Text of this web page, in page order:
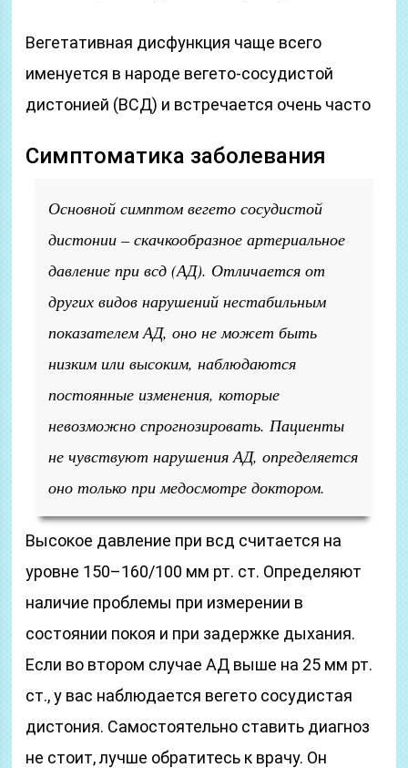
Вегетативная дисфункция чаще всего
именуется в народе вегето-сосудистой
дистонией (ВСД) и встречается очень часто
Симптоматика заболевания
Основной симптом вегето сосудистой
дистонии – скачкообразное артериальное
давление при всд (АД). Отличается от
других видов нарушений нестабильным
показателем АД, оно не может быть
низким или высоким, наблюдаются
постоянные изменения, которые
невозможно спрогнозировать. Пациенты
не чувствуют нарушения АД, определяется
оно только при медосмотре доктором.
Высокое давление при всд считается на
уровне 150–160/100 мм рт. ст. Определяют
наличие проблемы при измерении в
состоянии покоя и при задержке дыхания.
Если во втором случае АД выше на 25 мм рт.
ст., у вас наблюдается вегето сосудистая
дистония. Самостоятельно ставить диагноз
не стоит, лучше обратитесь к врачу. Он